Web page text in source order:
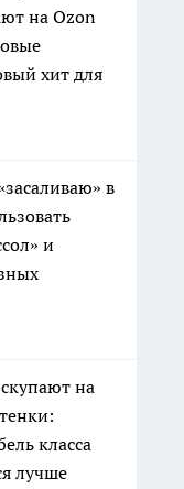
на Ozon
хит для
в
и
на
класса
лучше